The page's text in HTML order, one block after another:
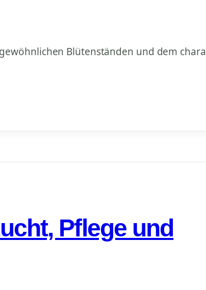
Blütenständen und dem
Pflege und